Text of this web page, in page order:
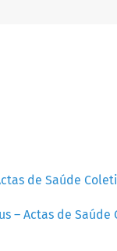
de Saúde
– Actas de